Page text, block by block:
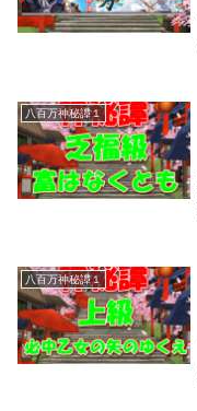
八百万神秘譚１
八百万神秘譚１